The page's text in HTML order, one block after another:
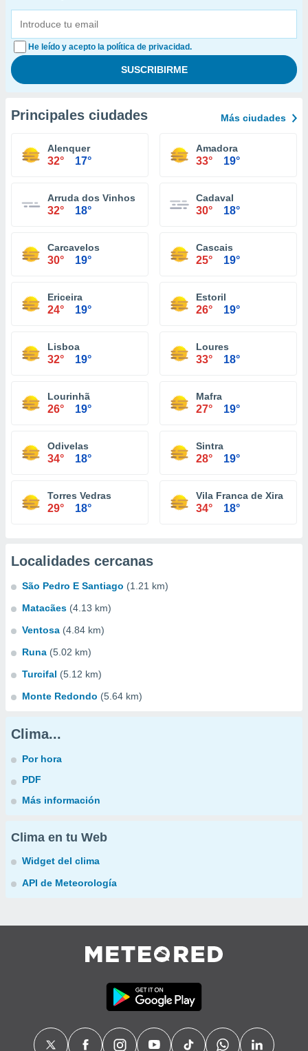
He leído y acepto la política de privacidad.
Principales ciudades Más ciudades
Alenquer
32° 17°
Amadora
33° 19°
Arruda dos Vinhos
32° 18°
Cadaval
30° 18°
Carcavelos
30° 19°
Cascais
25° 19°
Ericeira
24° 19°
Estoril
26° 19°
Lisboa
32° 19°
Loures
33° 18°
Lourinhã
26° 19°
Mafra
27° 19°
Odivelas
34° 18°
Sintra
28° 19°
Torres Vedras
29° 18°
Vila Franca de Xira
34° 18°
Localidades cercanas
São Pedro E Santiago (1.21 km)
Matacães (4.13 km)
Ventosa (4.84 km)
Runa (5.02 km)
Turcifal (5.12 km)
Monte Redondo (5.64 km)
Clima...
Por hora
PDF
Más información
Clima en tu Web
Widget del clima
API de Meteorología